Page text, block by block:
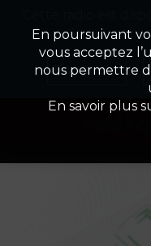
Détail De
En poursuivant
vous acceptez
nous permettre
En savoir plus
Appuyez ci-
Non merci